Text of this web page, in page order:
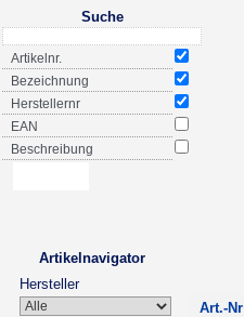
Suche
Artikelnr.
Bezeichnung
Herstellernr
EAN
Beschreibung
Artikelnavigator
Hersteller
Art.-Nr